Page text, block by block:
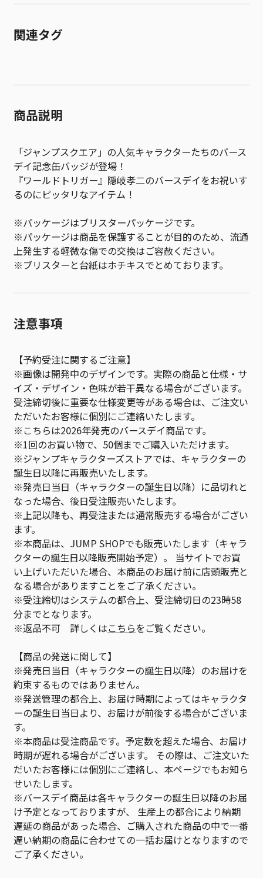
関連タグ
商品説明
「ジャンプスクエア」の人気キャラクターたちのバース
デイ記念缶バッジが登場！
『ワールドトリガー』隠岐孝二のバースデイをお祝いす
るのにピッタリなアイテム！
※パッケージはブリスターパッケージです。
※パッケージは商品を保護することが目的のため、流通
上発生する軽微な傷での交換はご容赦ください。
※ブリスターと台紙はホチキスでとめております。
注意事項
【予約受注に関するご注意】
※画像は開発中のデザインです。実際の商品と仕様・サ
イズ・デザイン・色味が若干異なる場合がございます。
受注締切後に重要な仕様変更等がある場合は、ご注文い
ただいたお客様に個別にご連絡いたします。
※こちらは2026年発売のバースデイ商品です。
※1回のお買い物で、50個までご購入いただけます。
※ジャンプキャラクターズストアでは、キャラクターの
誕生日以降に再販売いたします。
※発売日当日（キャラクターの誕生日以降）に品切れと
なった場合、後日受注販売いたします。
※上記以降も、再受注または通常販売する場合がござい
ます。
※本商品は、JUMP SHOPでも販売いたします（キャラ
クターの誕生日以降販売開始予定）。 当サイトでお買
い上げいただいた場合、本商品のお届け前に店頭販売と
なる場合がありますことをご了承ください。
※受注締切はシステムの都合上、受注締切日の23時58
分までとなります。
※返品不可 詳しくはこちらをご覧ください。
【商品の発送に関して】
※発売日当日（キャラクターの誕生日以降）のお届けを
約束するものではありません。
※発送管理の都合上、お届け時期によってはキャラクタ
ーの誕生日当日より、お届けが前後する場合がございま
す。
※本商品は受注商品です。予定数を超えた場合、お届け
時期が遅れる場合がございます。 その際は、ご注文いた
だいたお客様には個別にご連絡し、本ページでもお知ら
せいたします。
※バースデイ商品は各キャラクターの誕生日以降のお届
け予定となっておりますが、 生産上の都合により納期
遅延の商品があった場合、ご購入された商品の中で一番
遅い納期の商品に合わせての一括お届けとなりますので
ご了承ください。